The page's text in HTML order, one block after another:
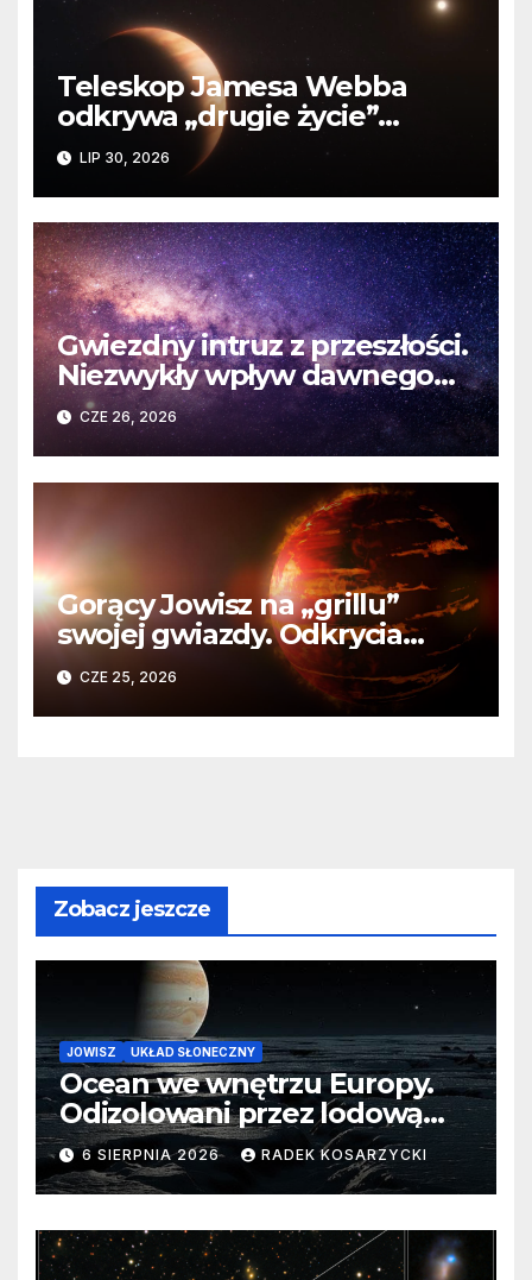
Teleskop Jamesa Webba
odkrywa „drugie życie”
planety krążącej wokół
martwej gwiazdy
LIP 30, 2026
Gwiezdny intruz z przeszłości.
Niezwykły wpływ dawnego
spotkania na komety Układu
Słonecznego
CZE 26, 2026
Gorący Jowisz na „grillu”
swojej gwiazdy. Odkrycia
Teleskopu Webba o HD
80606 b
CZE 25, 2026
Zobacz jeszcze
JOWISZ UKŁAD SŁONECZNY
Ocean we wnętrzu Europy.
Odizolowani przez lodową
barierę
6 SIERPNIA 2026 RADEK KOSARZYCKI